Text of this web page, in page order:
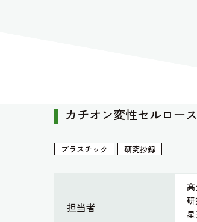
カチオン変性セルロー
プラスチック 研究抄録
担当者